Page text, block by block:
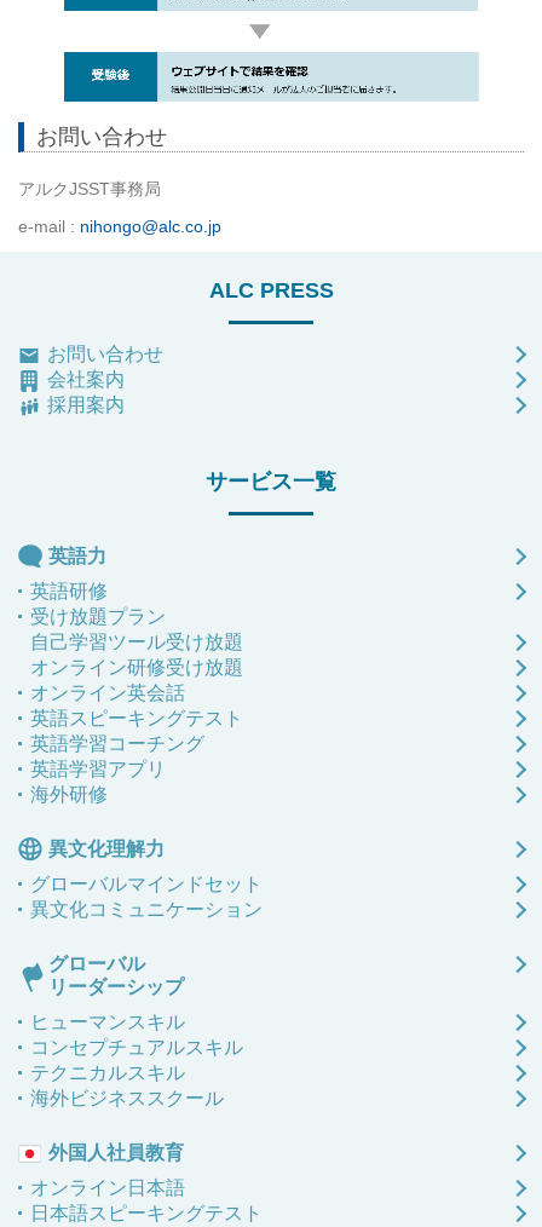
お問い合わせ
アルクJSST事務局
e-mail : nihongo@alc.co.jp
ALC PRESS
お問い合わせ
会社案内
採用案内
サービス一覧
英語力
英語研修
受け放題プラン
自己学習ツール受け放題
オンライン研修受け放題
オンライン英会話
英語スピーキングテスト
英語学習コーチング
英語学習アプリ
海外研修
異文化理解力
グローバルマインドセット
異文化コミュニケーション
グローバル
リーダーシップ
ヒューマンスキル
コンセプチュアルスキル
テクニカルスキル
海外ビジネススクール
外国人社員教育
オンライン日本語
日本語スピーキングテスト